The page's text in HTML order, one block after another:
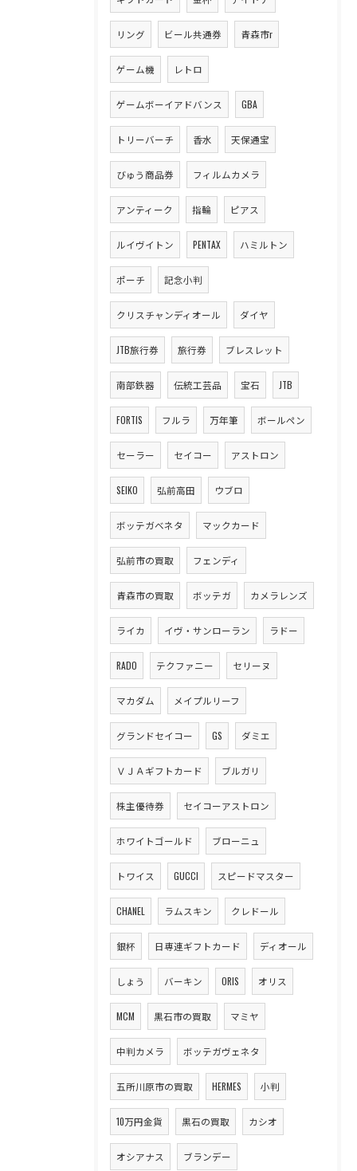
リング ビール共通券 青森市r
ゲーム機 レトロ
ゲームボーイアドバンス GBA
トリーバーチ 香水 天保通宝
びゅう商品券 フィルムカメラ
アンティーク 指輪 ピアス
ルイヴイトン PENTAX ハミルトン
ポーチ 記念小判
クリスチャンディオール ダイヤ
JTB旅行券 旅行券 ブレスレット
南部鉄器 伝統工芸品 宝石 JTB
FORTIS フルラ 万年筆 ボールペン
セーラー セイコー アストロン
SEIKO 弘前高田 ウブロ
ボッテガベネタ マックカード
弘前市の買取 フェンディ
青森市の買取 ボッテガ カメラレンズ
ライカ イヴ・サンローラン ラドー
RADO テクファニー セリーヌ
マカダム メイプルリーフ
グランドセイコー GS ダミエ
ＶＪＡギフトカード ブルガリ
株主優待券 セイコーアストロン
ホワイトゴールド ブローニュ
トワイス GUCCI スピードマスター
CHANEL ラムスキン クレドール
銀杯 日専連ギフトカード ディオール
しょう バーキン ORIS オリス
MCM 黒石市の買取 マミヤ
中判カメラ ボッテガヴェネタ
五所川原市の買取 HERMES 小判
10万円金貨 黒石の買取 カシオ
オシアナス ブランデー